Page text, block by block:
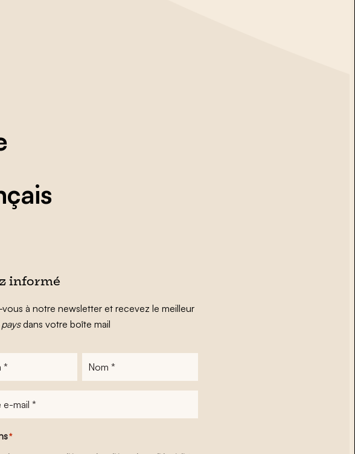
informé
à notre newsletter et recevez le meilleur
dans votre boîte mail
*